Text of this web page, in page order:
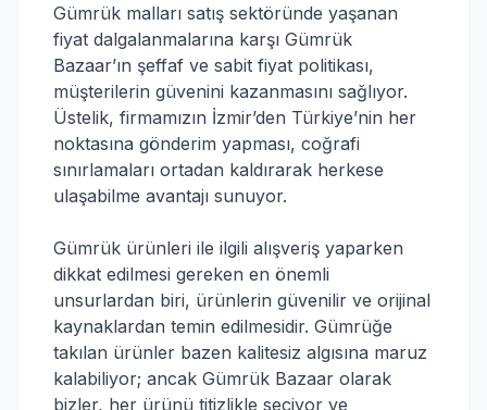
Gümrük malları satış sektöründe yaşanan
fiyat dalgalanmalarına karşı Gümrük
Bazaar’ın şeffaf ve sabit fiyat politikası,
müşterilerin güvenini kazanmasını sağlıyor.
Üstelik, firmamızın İzmir’den Türkiye’nin her
noktasına gönderim yapması, coğrafi
sınırlamaları ortadan kaldırarak herkese
ulaşabilme avantajı sunuyor.
Gümrük ürünleri ile ilgili alışveriş yaparken
dikkat edilmesi gereken en önemli
unsurlardan biri, ürünlerin güvenilir ve orijinal
kaynaklardan temin edilmesidir. Gümrüğe
takılan ürünler bazen kalitesiz algısına maruz
kalabiliyor; ancak Gümrük Bazaar olarak
bizler, her ürünü titizlikle seçiyor ve